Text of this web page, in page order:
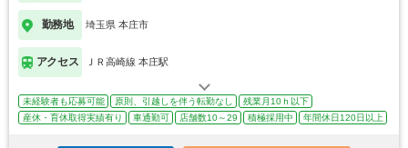
勤務地 埼玉県 本庄市
アクセス ＪＲ高崎線 本庄駅
未経験者も応募可能 原則、引越しを伴う転勤なし
残業月10ｈ以下
産休・育休取得実績有り
車通勤可 店舗数10～29 積極採用中 年間休日120日以上